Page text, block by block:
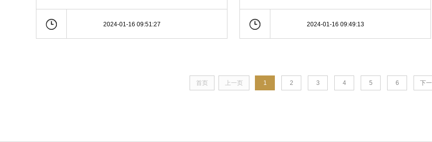
2024-01-16 09:51:27 2024-01-16 09:49:13
首页 上一页 1 2 3 4 5 6 下